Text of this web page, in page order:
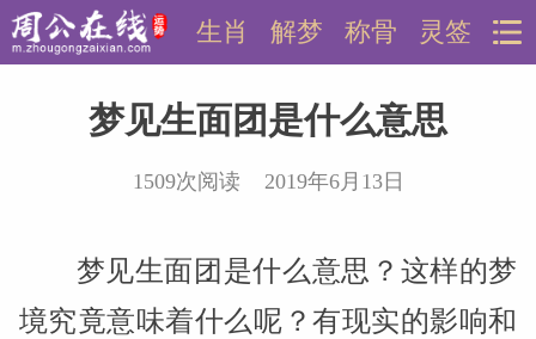
灵签
称骨
解梦
生肖
梦见生面团是什么意思
1509次阅读 2019年6月13日
梦见生面团是什么意思？这样的梦
境究竟意味着什么呢？有现实的影响和